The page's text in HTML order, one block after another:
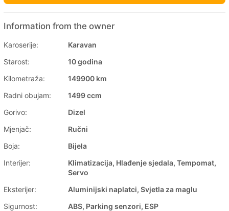
Information from the owner
Karoserije:
Karavan
Starost:
10 godina
Kilometraža:
149900 km
Radni obujam:
1499 ccm
Gorivo:
Dizel
Mjenjač:
Ručni
Boja:
Bijela
Interijer:
Klimatizacija, Hlađenje sjedala, Tempomat,
Servo
Eksterijer:
Aluminijski naplatci, Svjetla za maglu
Sigurnost:
ABS, Parking senzori, ESP